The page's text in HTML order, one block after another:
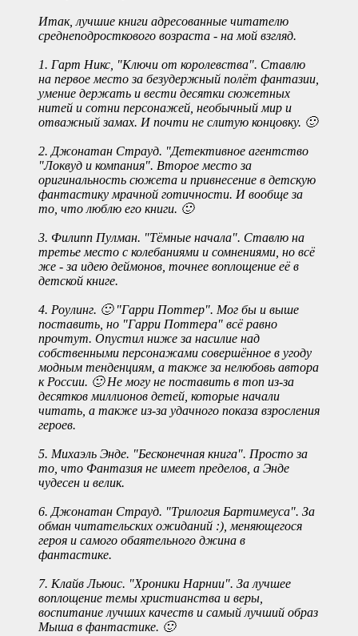
Итак, лучшие книги адресованные читателю
среднеподросткового возраста - на мой взгляд.
1. Гарт Никс, "Ключи от королевства". Ставлю
на первое место за безудержный полёт фантазии,
умение держать и вести десятки сюжетных
нитей и сотни персонажей, необычный мир и
отважный замах. И почти не слитую концовку. 🙂
2. Джонатан Страуд. "Детективное агентство
"Локвуд и компания". Второе место за
оригинальность сюжета и привнесение в детскую
фантастику мрачной готичности. И вообще за
то, что люблю его книги. 🙂
3. Филипп Пулман. "Тёмные начала". Ставлю на
третье место с колебаниями и сомнениями, но всё
же - за идею деймонов, точнее воплощение её в
детской книге.
4. Роулинг. 🙂 "Гарри Поттер". Мог бы и выше
поставить, но "Гарри Поттера" всё равно
прочтут. Опустил ниже за насилие над
собственными персонажами совершённое в угоду
модным тенденциям, а также за нелюбовь автора
к России. 🙂 Не могу не поставить в топ из-за
десятков миллионов детей, которые начали
читать, а также из-за удачного показа взросления
героев.
5. Михаэль Энде. "Бесконечная книга". Просто за
то, что Фантазия не имеет пределов, а Энде
чудесен и велик.
6. Джонатан Страуд. "Трилогия Бартимеуса". За
обман читательских ожиданий :), меняющегося
героя и самого обаятельного джина в
фантастике.
7. Клайв Льюис. "Хроники Нарнии". За лучшее
воплощение темы христианства и веры,
воспитание лучших качеств и самый лучший образ
Мыша в фантастике. 🙂